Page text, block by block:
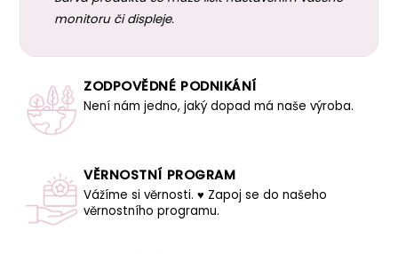
monitoru či displeje.
ZODPOVĚDNÉ PODNIKÁNÍ
Není nám jedno, jaký dopad má naše výroba.
VĚRNOSTNÍ PROGRAM
Vážíme si věrnosti. ♥ Zapoj se do našeho
věrnostního programu.